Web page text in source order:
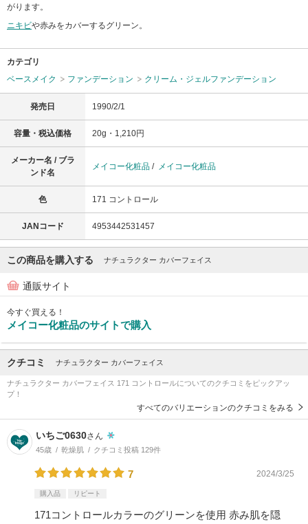
がります。
ニキビや赤みをカバーするグリーン。
カテゴリ
ベースメイク
ファンデーション クリーム・ジェルファンデーション
発売日 1990/2/1
容量・税込価格 20g・1,210円
メーカー名 / ブラ
ンド名
メイコー化粧品 / メイコー化粧品
色 171 コントロール
JANコード 4953442531457
この商品を購入する ナチュラクター カバーフェイス
通販サイト
今すぐ買える！
メイコー化粧品のサイトで購入
クチコミ ナチュラクター カバーフェイス
ナチュラクター カバーフェイス 171 コントロールについてのクチコミをピックアッ
プ！
すべてのバリエーションのクチコミをみる
いちご0630さん
45歳 乾燥肌 クチコミ投稿 129件
7 2024/3/25
購入品 リピート
171コントロールカラーのグリーンを使用 赤み肌を隠